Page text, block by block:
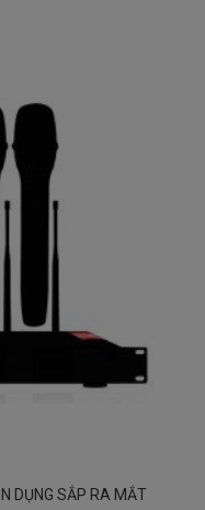
DỤNG SẮP RA MẮT